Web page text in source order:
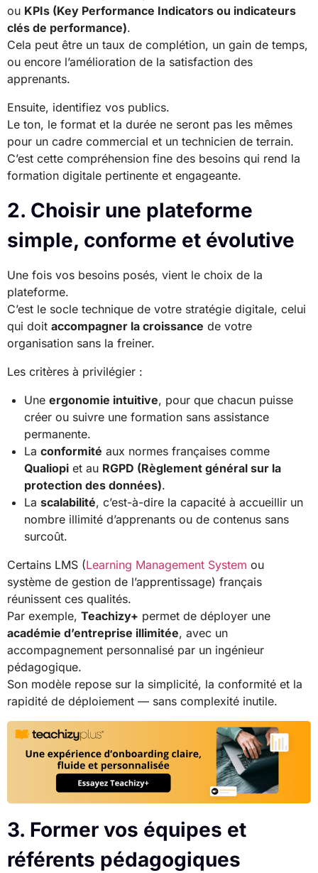
ou KPIs (Key Performance Indicators ou indicateurs
clés de performance).
Cela peut être un taux de complétion, un gain de temps,
ou encore l’amélioration de la satisfaction des
apprenants.
Ensuite, identifiez vos publics.
Le ton, le format et la durée ne seront pas les mêmes
pour un cadre commercial et un technicien de terrain.
C’est cette compréhension fine des besoins qui rend la
formation digitale pertinente et engageante.
2. Choisir une plateforme
simple, conforme et évolutive
Une fois vos besoins posés, vient le choix de la
plateforme.
C’est le socle technique de votre stratégie digitale, celui
qui doit accompagner la croissance de votre
organisation sans la freiner.
Les critères à privilégier :
Une ergonomie intuitive, pour que chacun puisse
créer ou suivre une formation sans assistance
permanente.
La conformité aux normes françaises comme
Qualiopi et au RGPD (Règlement général sur la
protection des données).
La scalabilité, c’est-à-dire la capacité à accueillir un
nombre illimité d’apprenants ou de contenus sans
surcoût.
Certains LMS (Learning Management System ou
système de gestion de l’apprentissage) français
réunissent ces qualités.
Par exemple, Teachizy+ permet de déployer une
académie d’entreprise illimitée, avec un
accompagnement personnalisé par un ingénieur
pédagogique.
Son modèle repose sur la simplicité, la conformité et la
rapidité de déploiement — sans complexité inutile.
3. Former vos équipes et
référents pédagogiques